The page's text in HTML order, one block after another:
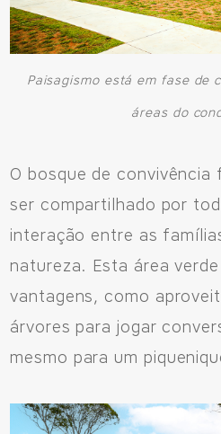
Paisagismo está em fase de
áreas do
O bosque de
ser compartilhado por
interação entre as
natureza. Esta área
vantagens, como
árvores para jogar
mesmo para um